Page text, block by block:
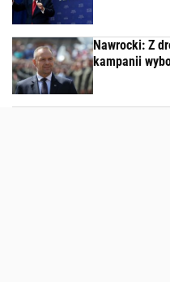
Nawrocki: Z
kampanii